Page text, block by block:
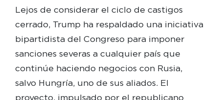
Lejos de considerar el ciclo de castigos
cerrado, Trump ha respaldado una iniciativa
bipartidista del Congreso para imponer
sanciones severas a cualquier país que
continúe haciendo negocios con Rusia,
salvo Hungría, uno de sus aliados. El
proyecto, impulsado por el republicano